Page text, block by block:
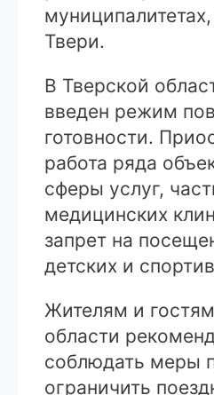
Твери.
В Тверской
введен режим
готовности.
работа ряда
сферы услуг,
медицинских
запрет на
детских и
Жителям и
области
соблюдать меры
ограничить